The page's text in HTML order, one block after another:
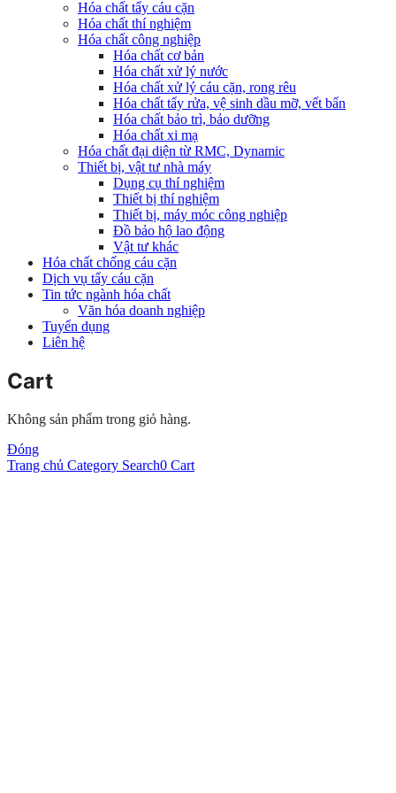
Hóa chất tẩy cáu cặn
Hóa chất thí nghiệm
Hóa chất công nghiệp
Hóa chất cơ bản
Hóa chất xử lý nước
Hóa chất xử lý cáu cặn, rong rêu
Hóa chất tẩy rửa, vệ sinh dầu mỡ, vết bẩn
Hóa chất bảo trì, bảo dưỡng
Hóa chất xi mạ
Hóa chất đại diện từ RMC, Dynamic
Thiết bị, vật tư nhà máy
Dụng cụ thí nghiệm
Thiết bị thí nghiệm
Thiết bị, máy móc công nghiệp
Đồ bảo hộ lao động
Vật tư khác
Hóa chất chống cáu cặn
Dịch vụ tẩy cáu cặn
Tin tức ngành hóa chất
Văn hóa doanh nghiệp
Tuyển dụng
Liên hệ
Cart
Không sản phẩm trong giỏ hàng.
Đóng
Trang chủ Category Search0 Cart